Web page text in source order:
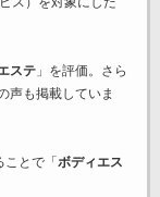
ステ」を評価。さら
声も掲載していま
とで「 ボディエス